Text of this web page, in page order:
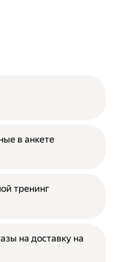
в анкете
тренинг
на доставку на